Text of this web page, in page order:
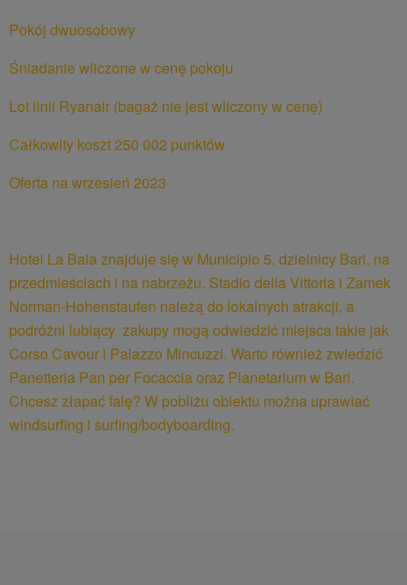
Pokój dwuosobowy
Śniadanie wliczone w cenę pokoju
Lot linii Ryanair (bagaż nie jest wliczony w cenę)
Całkowity koszt 250 002 punktów
Oferta na wrzesień 2023
Hotel La Baia znajduje się w Municipio 5, dzielnicy Bari, na
przedmieściach i na nabrzeżu. Stadio della Vittoria i Zamek
Norman-Hohenstaufen należą do lokalnych atrakcji, a
podróżni lubiący zakupy mogą odwiedzić miejsca takie jak
Corso Cavour i Palazzo Mincuzzi. Warto również zwiedzić
Panetteria Pan per Focaccia oraz Planetarium w Bari.
Chcesz złapać falę? W pobliżu obiektu można uprawiać
windsurfing i surfing/bodyboarding.